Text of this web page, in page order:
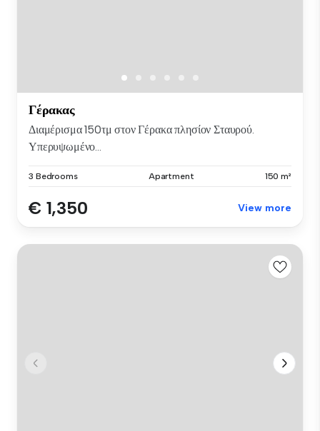
Γέρακας
Διαμέρισμα 150τμ στον Γέρακα πλησίον Σταυρού.
Υπερυψωμένο...
3 Bedrooms Apartment 150 m²
€ 1,350 View more